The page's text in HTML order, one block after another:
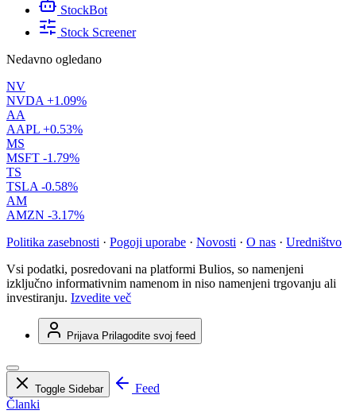
StockBot
Stock Screener
Nedavno ogledano
NV
NVDA +1.09%
AA
AAPL +0.53%
MS
MSFT -1.79%
TS
TSLA -0.58%
AM
AMZN -3.17%
Politika zasebnosti · Pogoji uporabe · Novosti · O nas · Uredništvo
Vsi podatki, posredovani na platformi Bulios, so namenjeni
izključno informativnim namenom in niso namenjeni trgovanju ali
investiranju. Izvedite več
Prijava Prilagodite svoj feed
Toggle Sidebar
Feed
Članki